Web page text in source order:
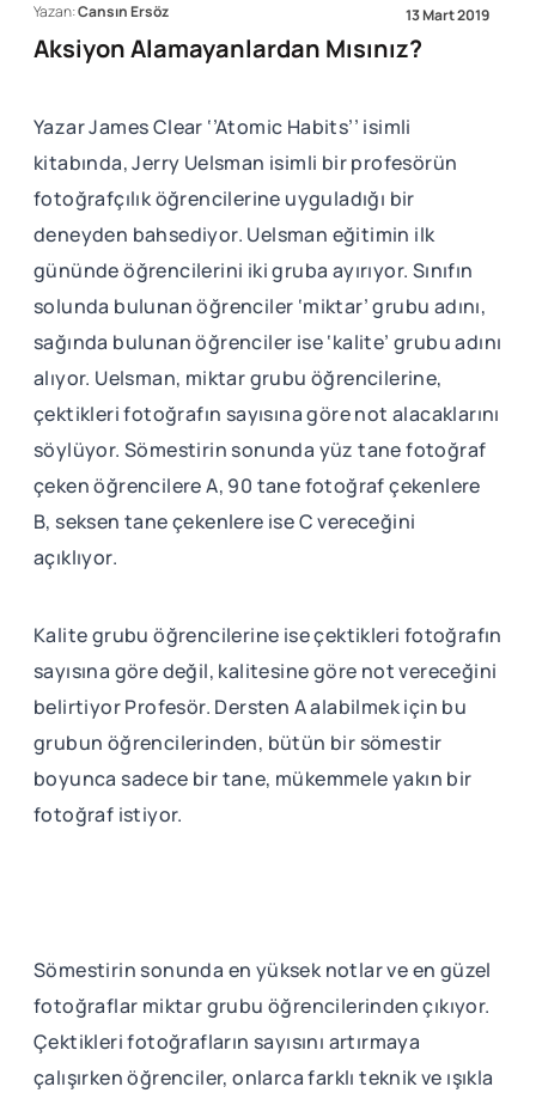
Yazan:Cansın Ersöz 13 Mart 2019
Aksiyon Alamayanlardan Mısınız?
Yazar James Clear ‘’Atomic Habits’’ isimli
kitabında, Jerry Uelsman isimli bir profesörün
fotoğrafçılık öğrencilerine uyguladığı bir
deneyden bahsediyor. Uelsman eğitimin ilk
gününde öğrencilerini iki gruba ayırıyor. Sınıfın
solunda bulunan öğrenciler ‘miktar’ grubu adını,
sağında bulunan öğrenciler ise ‘kalite’ grubu adını
alıyor. Uelsman, miktar grubu öğrencilerine,
çektikleri fotoğrafın sayısına göre not alacaklarını
söylüyor. Sömestirin sonunda yüz tane fotoğraf
çeken öğrencilere A, 90 tane fotoğraf çekenlere
B, seksen tane çekenlere ise C vereceğini
açıklıyor.
Kalite grubu öğrencilerine ise çektikleri fotoğrafın
sayısına göre değil, kalitesine göre not vereceğini
belirtiyor Profesör. Dersten A alabilmek için bu
grubun öğrencilerinden, bütün bir sömestir
boyunca sadece bir tane, mükemmele yakın bir
fotoğraf istiyor.
Sömestirin sonunda en yüksek notlar ve en güzel
fotoğraflar miktar grubu öğrencilerinden çıkıyor.
Çektikleri fotoğrafların sayısını artırmaya
çalışırken öğrenciler, onlarca farklı teknik ve ışıkla